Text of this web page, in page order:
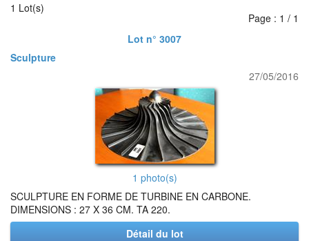
1 Lot(s)
Page : 1 / 1
Lot n° 3007
Sculpture
27/05/2016
1 photo(s)
SCULPTURE EN FORME DE TURBINE EN CARBONE.
DIMENSIONS : 27 X 36 CM. TA 220.
Détail du lot